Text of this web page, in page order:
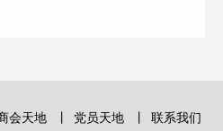
会天地 党员天地 联系我们